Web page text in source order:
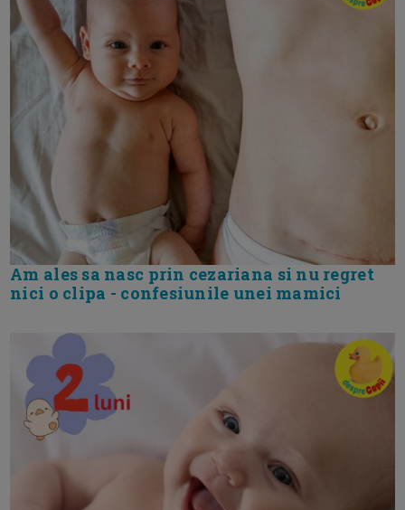
Am ales sa nasc prin cezariana si nu regret
nici o clipa - confesiunile unei mamici